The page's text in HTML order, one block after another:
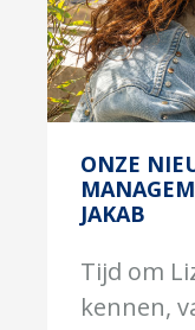
ONZE
JAKAB
Tijd om
kennen,